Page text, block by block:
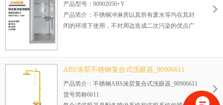
房-90902050+Y
产品型号：90902050+Y
产品简介：不锈钢冲淋房以其所有废水等均在其封
闭的环境下使用，不对周边造成二次污染的优点广
您的要求定制大小与功能。
正在使用该产品的部分客户：
金山石化，巴斯夫
ABS涂层不锈钢复合式洗眼器_90906611
产品简介：不锈钢ABS涂层复合式洗眼器_90906611
货号简称6611